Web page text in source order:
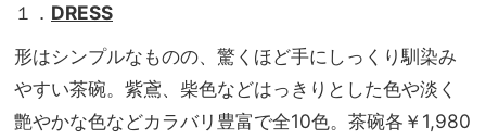
１． DRESS
形はシンプルなものの、驚くほど手にしっくり馴染み
やすい茶碗。紫鳶、柴色などはっきりとした色や淡く
艶やかな色などカラバリ豊富で全10色。茶碗各￥1,980